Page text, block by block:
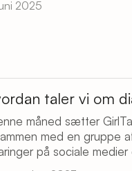
2025
taler vi om
måned sætter
med en gruppe
på sociale